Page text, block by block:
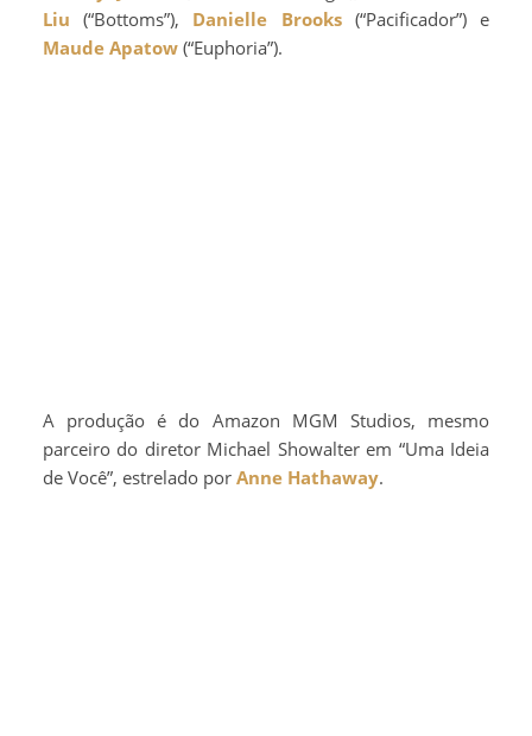
Liu (“Bottoms”), Danielle Brooks(“Pacificador”) e
Maude Apatow (“Euphoria”).
A produção é do Amazon MGM Studios, mesmo
parceiro do diretor Michael Showalter em “Uma Ideia
de Você”, estrelado por Anne Hathaway.